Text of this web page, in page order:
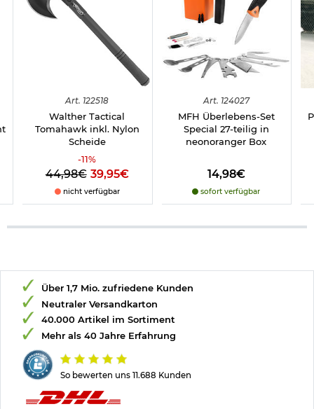
Art. 122518
Walther Tactical
Tomahawk inkl. Nylon
Scheide
-11%
44,98€ 39,95€
nicht verfügbar
Art. 124027
MFH Überlebens-Set
Special 27-teilig in
neonoranger Box
14,98€
sofort verfügbar
So bewerten uns 11.688 Kunden
Über 1,7 Mio. zufriedene Kunden
Neutraler Versandkarton
40.000 Artikel im Sortiment
Mehr als 40 Jahre Erfahrung